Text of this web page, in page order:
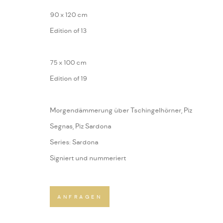
90 x 120 cm
Edition of 13
75 x 100 cm
Edition of 19
Morgendämmerung über Tschingelhörner, Piz
Segnas, Piz Sardona
Series: Sardona
Signiert und nummeriert
ANFRAGEN